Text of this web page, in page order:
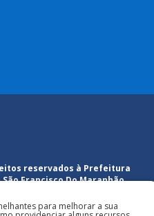
reservados à Prefeitura
Francisco Do Maranhão
para melhorar a sua